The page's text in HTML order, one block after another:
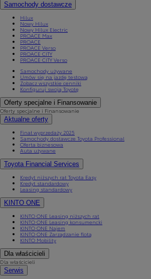
Samochody dostawcze
Hilux
Nowy Hilux
Nowy Hilux Electric
PROACE Max
PROACE
PROACE Verso
PROACE CITY
PROACE CITY Verso
Samochody używane
Umów się na jazdę testową
Zobacz wszystkie cenniki
Konfiguruj swoją Toyotę
Oferty specjalne i Finansowanie
Oferty specjalne i Finansowanie
Aktualne oferty
Finał wyprzedaży 2025
Samochody dostawcze Toyota Professional
Oferta biznesowa
Auta używane
Toyota Financial Services
Kredyt niższych rat Toyota Easy
Kredyt standardowy
Leasing standardowy
KINTO ONE
KINTO ONE Leasing niższych rat
KINTO ONE Leasing konsumencki
KINTO ONE Najem
KINTO ONE Zarządzanie flotą
KINTO Mobility
Dla właścicieli
Dla właścicieli
Serwis